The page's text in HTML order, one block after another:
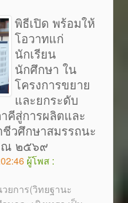
พิธีเปิด พร้อมให้
โอวาทแก่
นักเรียน
นักศึกษา ใน
โครงการขยาย
และยกระดับ
คีสู่การผลิตและ
วศึกษาสมรรถนะ
ณ ๒๕๖๙
ผู้โพส :
ยการ(วิทยฐานะ